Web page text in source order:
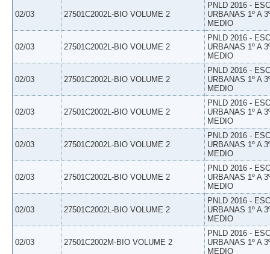
02/03 27501C2002L-BIO VOLUME 2
PNLD 2016 -
URBANAS 1º A
MEDIO
02/03 27501C2002L-BIO VOLUME 2
PNLD 2016 -
URBANAS 1º A
MEDIO
02/03 27501C2002L-BIO VOLUME 2
PNLD 2016 -
URBANAS 1º A
MEDIO
02/03 27501C2002L-BIO VOLUME 2
PNLD 2016 -
URBANAS 1º A
MEDIO
02/03 27501C2002L-BIO VOLUME 2
PNLD 2016 -
URBANAS 1º A
MEDIO
02/03 27501C2002L-BIO VOLUME 2
PNLD 2016 -
URBANAS 1º A
MEDIO
02/03 27501C2002L-BIO VOLUME 2
PNLD 2016 -
URBANAS 1º A
MEDIO
02/03 27501C2002M-BIO VOLUME 2
PNLD 2016 -
URBANAS 1º A
MEDIO